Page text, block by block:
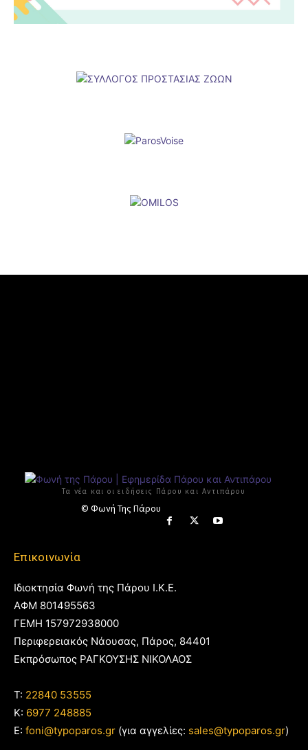
Τα νέα και οι ειδήσεις Πάρου και Αντιπάρου
© Φωνή Της Πάρου
Επικοινωνία
Ιδιοκτησία Φωνή της Πάρου Ι.Κ.Ε.
ΑΦΜ 801495563
ΓΕΜΗ 157972938000
Περιφερειακός Νάουσας, Πάρος, 84401
Εκπρόσωπος ΡΑΓΚΟΥΣΗΣ ΝΙΚΟΛΑΟΣ
T: 22840 53555
Κ: 6977 248885
E: foni@typoparos.gr (για αγγελίες: sales@typoparos.gr)